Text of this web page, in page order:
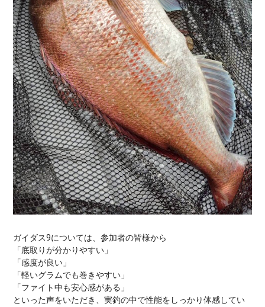
ガイダス9については、参加者の皆様から
「底取りが分かりやすい」
「感度が良い」
「軽いグラムでも巻きやすい」
「ファイト中も安心感がある」
といった声をいただき、実釣の中で性能をしっかり体感してい